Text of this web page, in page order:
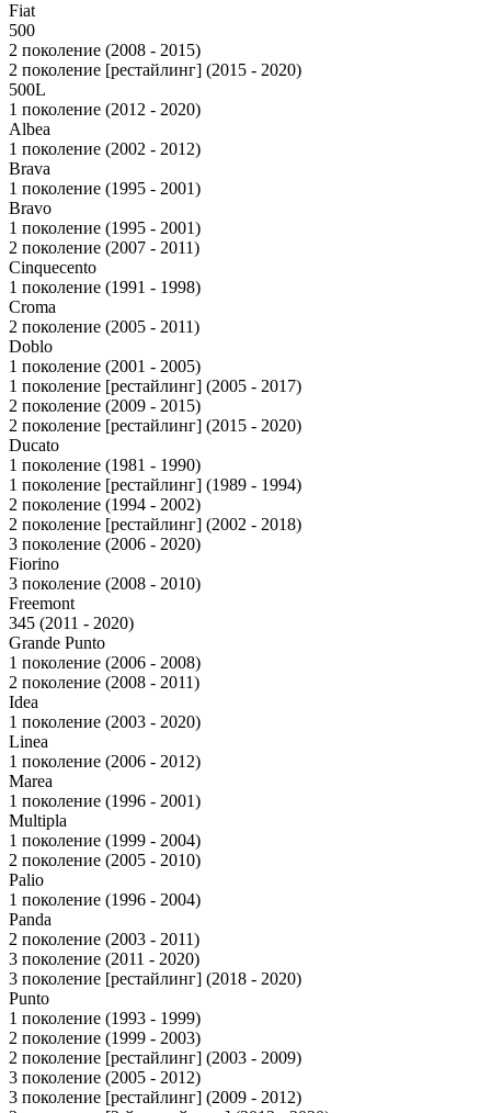
Fiat
500
2 поколение (2008 - 2015)
2 поколение [рестайлинг] (2015 - 2020)
500L
1 поколение (2012 - 2020)
Albea
1 поколение (2002 - 2012)
Brava
1 поколение (1995 - 2001)
Bravo
1 поколение (1995 - 2001)
2 поколение (2007 - 2011)
Cinquecento
1 поколение (1991 - 1998)
Croma
2 поколение (2005 - 2011)
Doblo
1 поколение (2001 - 2005)
1 поколение [рестайлинг] (2005 - 2017)
2 поколение (2009 - 2015)
2 поколение [рестайлинг] (2015 - 2020)
Ducato
1 поколение (1981 - 1990)
1 поколение [рестайлинг] (1989 - 1994)
2 поколение (1994 - 2002)
2 поколение [рестайлинг] (2002 - 2018)
3 поколение (2006 - 2020)
Fiorino
3 поколение (2008 - 2010)
Freemont
345 (2011 - 2020)
Grande Punto
1 поколение (2006 - 2008)
2 поколение (2008 - 2011)
Idea
1 поколение (2003 - 2020)
Linea
1 поколение (2006 - 2012)
Marea
1 поколение (1996 - 2001)
Multipla
1 поколение (1999 - 2004)
2 поколение (2005 - 2010)
Palio
1 поколение (1996 - 2004)
Panda
2 поколение (2003 - 2011)
3 поколение (2011 - 2020)
3 поколение [рестайлинг] (2018 - 2020)
Punto
1 поколение (1993 - 1999)
2 поколение (1999 - 2003)
2 поколение [рестайлинг] (2003 - 2009)
3 поколение (2005 - 2012)
3 поколение [рестайлинг] (2009 - 2012)